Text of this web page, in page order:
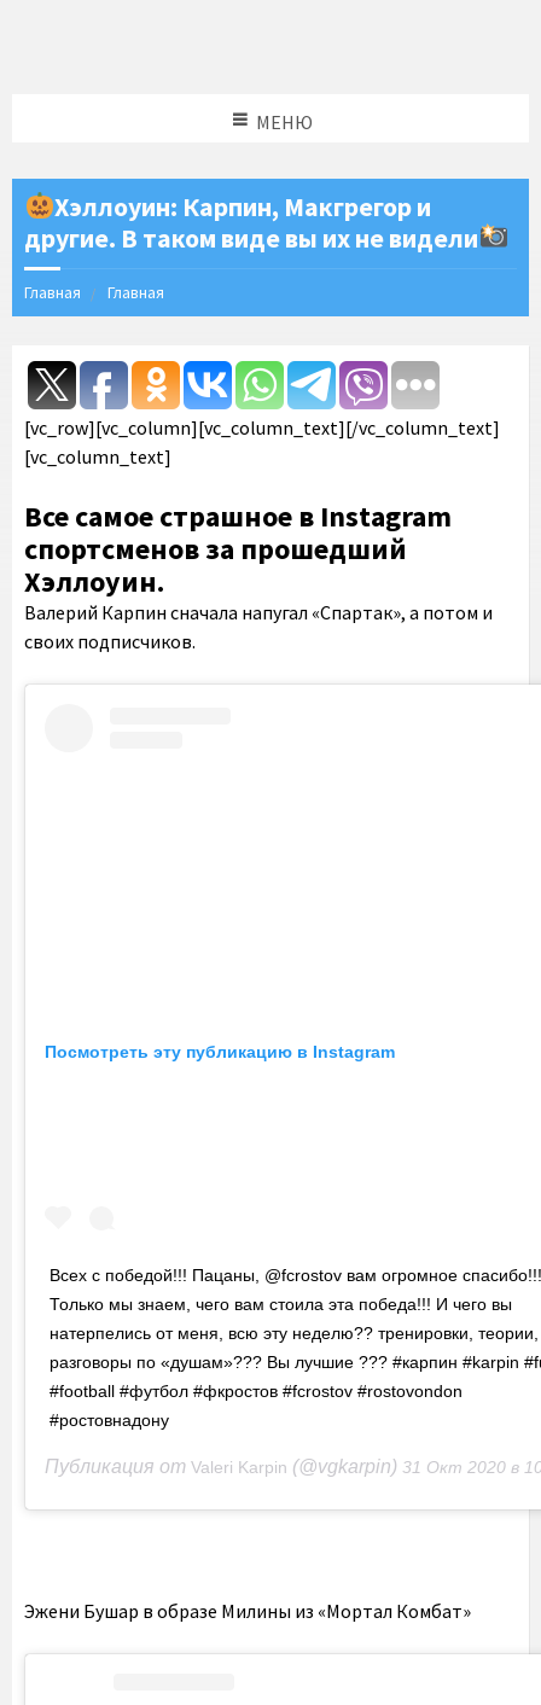
МЕНЮ
Хэллоуин: Карпин, Макгрегор и
другие. В таком виде вы их не видели
Главная Главная
[vc_row][vc_column][vc_column_text][/vc_column_text]
[vc_column_text]
Все самое страшное в Instagram
спортсменов за прошедший
Хэллоуин.
Валерий Карпин сначала напугал «Спартак», а потом и
своих подписчиков.
Посмотреть эту публикацию в Instagram
Всех с победой!!! Пацаны, @fcrostov вам огромное спасибо!!!
Только мы знаем, чего вам стоила эта победа!!! И чего вы
натерпелись от меня, всю эту неделю?? тренировки, теории,
разговоры по «душам»??? Вы лучшие ??? #карпин #karpin
#football #футбол #фкростов #fcrostov #rostovondon
#ростовнадону
Публикация от Valeri Karpin (@vgkarpin) 31 Окт 2020 в 10:37
Эжени Бушар в образе Милины из «Мортал Комбат»